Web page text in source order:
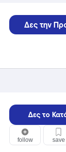
Δες την
Δες το
follow save